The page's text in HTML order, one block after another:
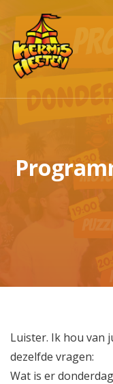
Luister. Ik hou van
dezelfde vragen:
Wat is er